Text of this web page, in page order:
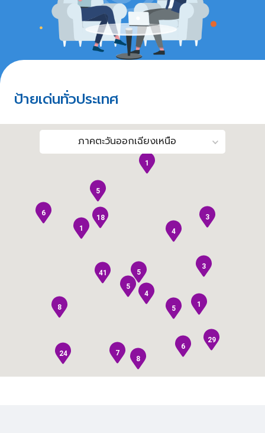
ป้ายเด่นทั่วประเทศ
ภาคตะวันออกเฉียงเหนือ